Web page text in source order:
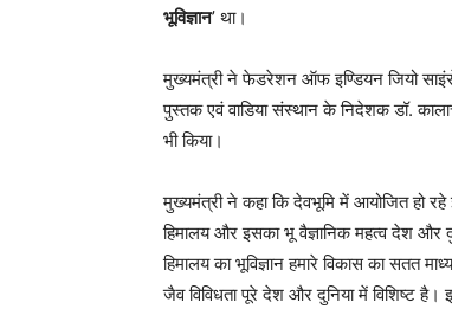
भूविज्ञान’ था।
मुख्यमंत्री ने फेडरेशन ऑफ इण्डियन जियो
पुस्तक एवं वाडिया संस्थान के निदेशक डॉ.
भी किया।
मुख्यमंत्री ने कहा कि देवभूमि में आयोजित हो
हिमालय और इसका भू वैज्ञानिक महत्व देश और
हिमालय का भूविज्ञान हमारे विकास का सतत
जैव विविधता पूरे देश और दुनिया में विशिष्ट